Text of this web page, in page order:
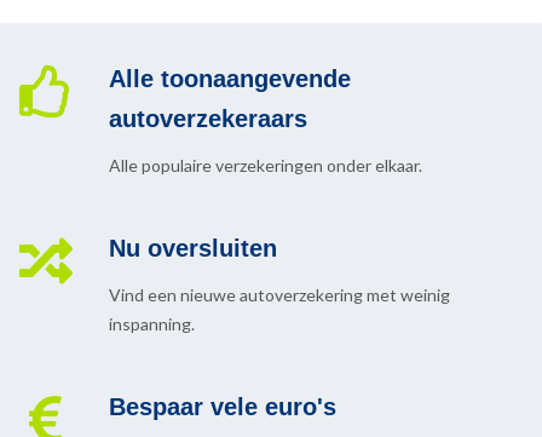
Alle toonaangevende
autoverzekeraars
Alle populaire verzekeringen onder elkaar.
Nu oversluiten
Vind een nieuwe autoverzekering met weinig
inspanning.
Bespaar vele euro's